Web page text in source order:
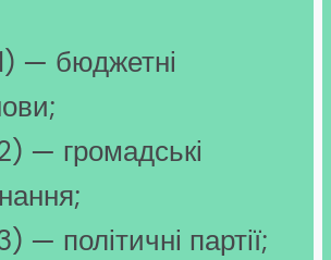
— бюджетні
— громадські
— політичні партії;